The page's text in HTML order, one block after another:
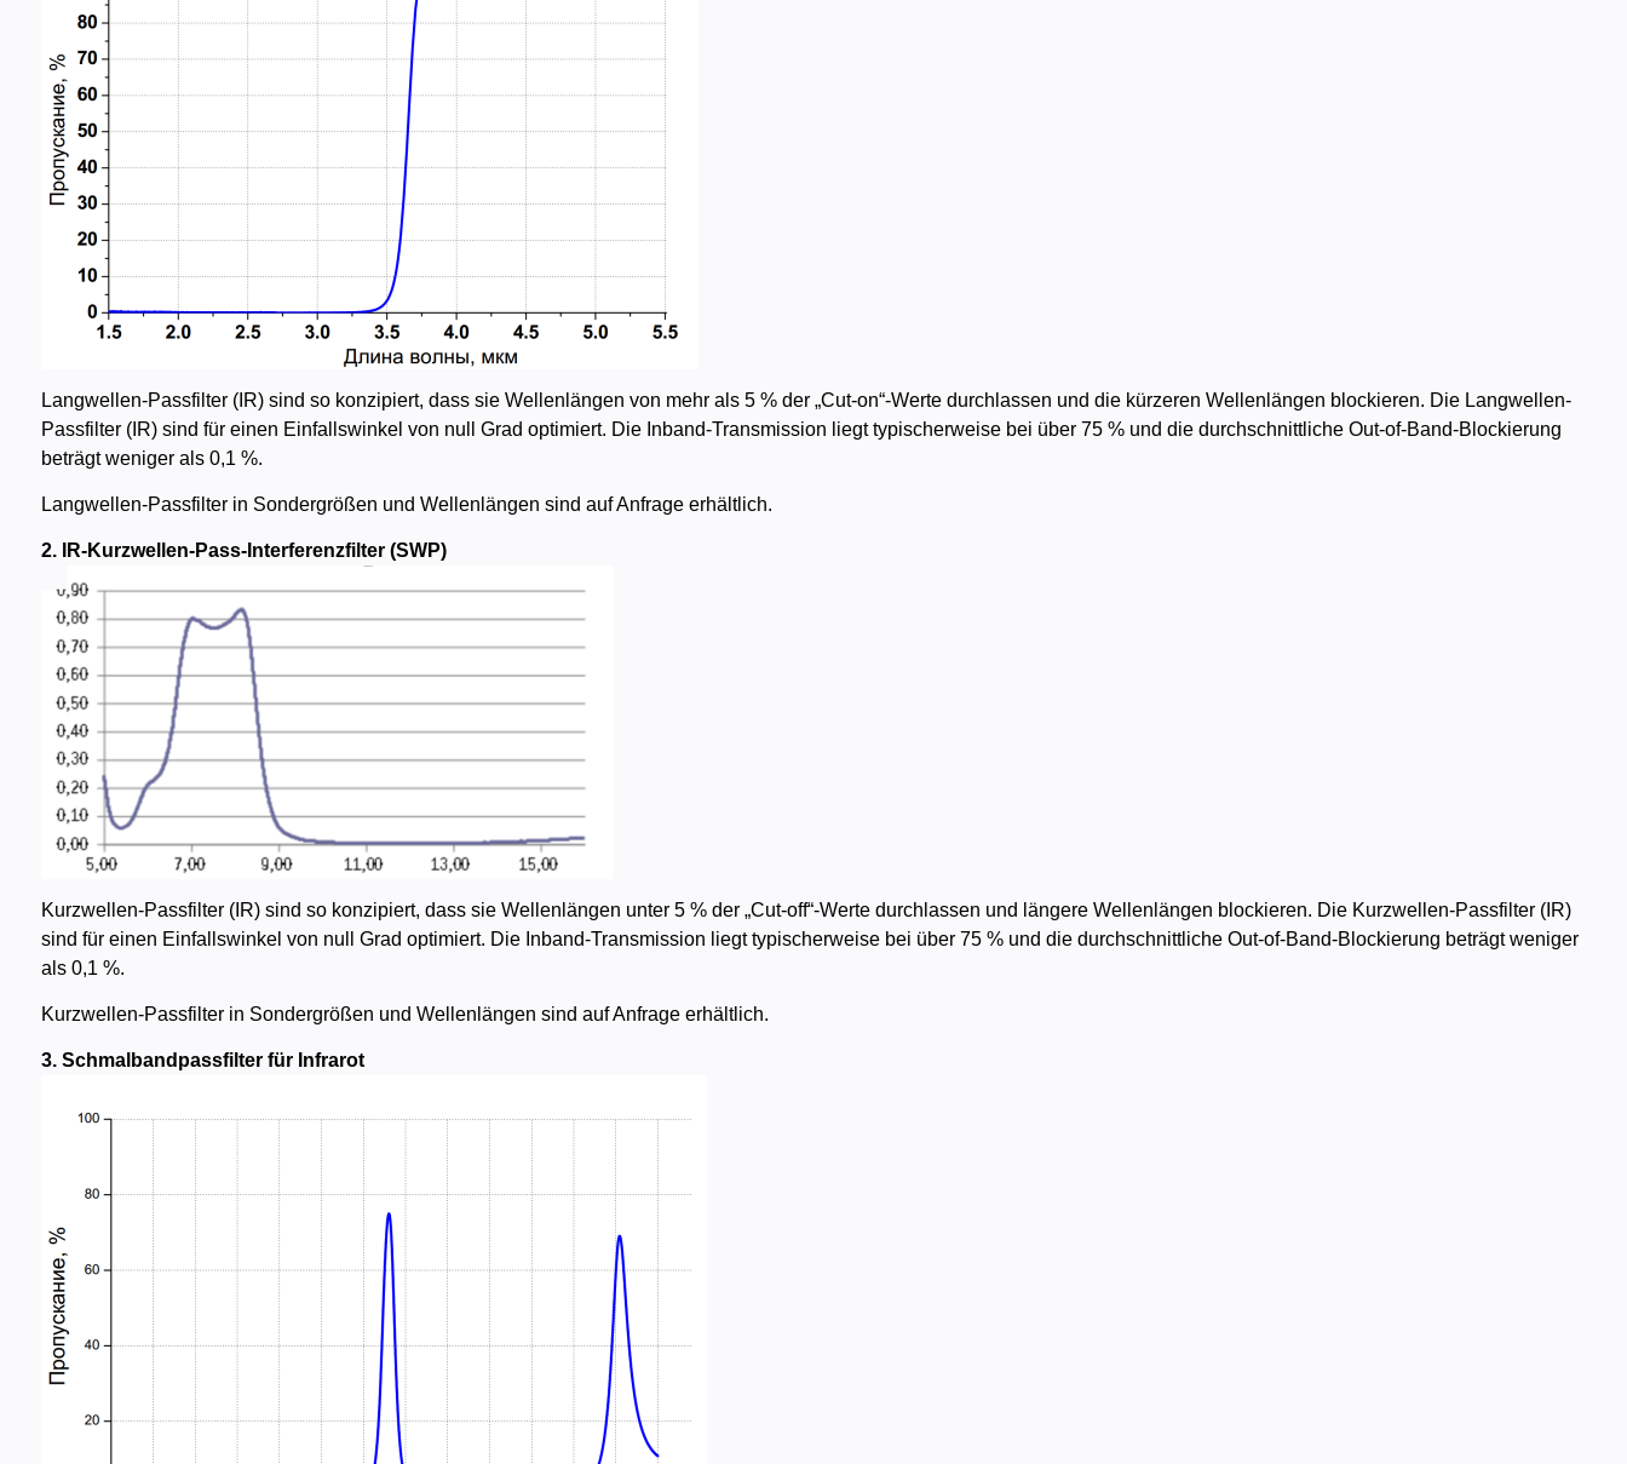
Langwellen-Passfilter (IR) sind so konzipiert, dass sie Wellenlängen von mehr als 5 % der „Cut-on“-Werte durchlassen und die kürzeren Wellenlängen blockieren. Die Langwellen-
Passfilter (IR) sind für einen Einfallswinkel von null Grad optimiert. Die Inband-Transmission liegt typischerweise bei über 75 % und die durchschnittliche Out-of-Band-Blockierung
beträgt weniger als 0,1 %.
Langwellen-Passfilter in Sondergrößen und Wellenlängen sind auf Anfrage erhältlich.
2. IR-Kurzwellen-Pass-Interferenzfilter (SWP)
Kurzwellen-Passfilter (IR) sind so konzipiert, dass sie Wellenlängen unter 5 % der „Cut-off“-Werte durchlassen und längere Wellenlängen blockieren. Die Kurzwellen-Passfilter (IR)
sind für einen Einfallswinkel von null Grad optimiert. Die Inband-Transmission liegt typischerweise bei über 75 % und die durchschnittliche Out-of-Band-Blockierung beträgt weniger
als 0,1 %.
Kurzwellen-Passfilter in Sondergrößen und Wellenlängen sind auf Anfrage erhältlich.
3. Schmalbandpassfilter für Infrarot